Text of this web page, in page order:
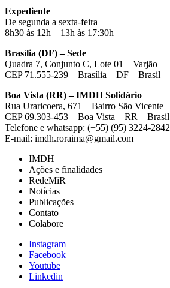
Expediente
De segunda a sexta-feira
8h30 às 12h – 13h às 17:30h
Brasília (DF) – Sede
Quadra 7, Conjunto C, Lote 01 – Varjão
CEP 71.555-239 – Brasília – DF – Brasil
Boa Vista (RR) – IMDH Solidário
Rua Uraricoera, 671 – Bairro São Vicente
CEP 69.303-453 – Boa Vista – RR – Brasil
Telefone e whatsapp: (+55) (95) 3224-2842
E-mail: imdh.roraima@gmail.com
IMDH
Ações e finalidades
RedeMiR
Notícias
Publicações
Contato
Colabore
Instagram
Facebook
Youtube
Linkedin